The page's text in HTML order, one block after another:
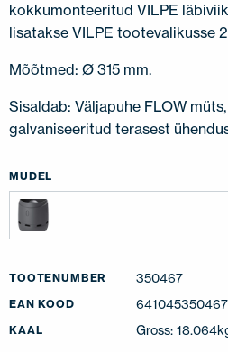
kokkumonteeritud VILPE
lisatakse VILPE tootevalikusse
Mõõtmed: Ø 315 mm.
Sisaldab: Väljapuhe FLOW
galvaniseeritud terasest
MUDEL
TOOTENUMBER 350467
EAN KOOD
KAAL Gross: